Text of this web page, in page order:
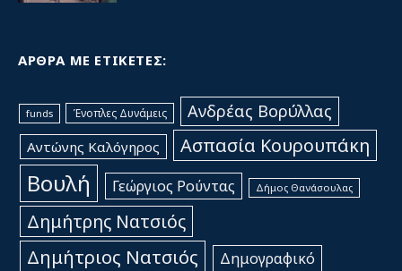
ΑΡΘΡΑ ΜΕ ΕΤΙΚΕΤΕΣ:
funds Ένοπλες Δυνάμεις Ανδρέας Βορύλλας
Αντώνης Καλόγηρος Ασπασία Κουρουπάκη
Βουλή Γεώργιος Ρούντας Δήμος Θανάσουλας
Δημήτρης Νατσιός
Δημήτριος Νατσιός Δημογραφικό